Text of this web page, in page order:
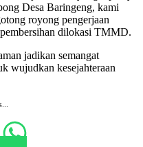
Desa Baringeng, kami
royong pengerjaan
dilokasi TMMD.
jadikan semangat
wujudkan kesejahteraan